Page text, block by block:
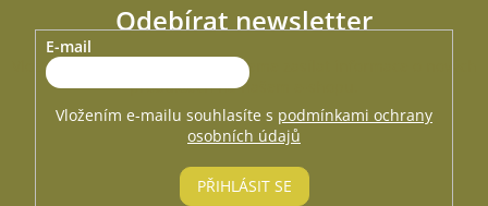
Odebírat newsletter
Vložte svůj e-mail a my vám budeme zasílat informace o nových
produktech na našem e-shopu.
E-mail
Vložením e-mailu souhlasíte s podmínkami ochrany
osobních údajů
PŘIHLÁSIT SE